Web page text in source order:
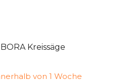
Kreissäge
von 1 Woche